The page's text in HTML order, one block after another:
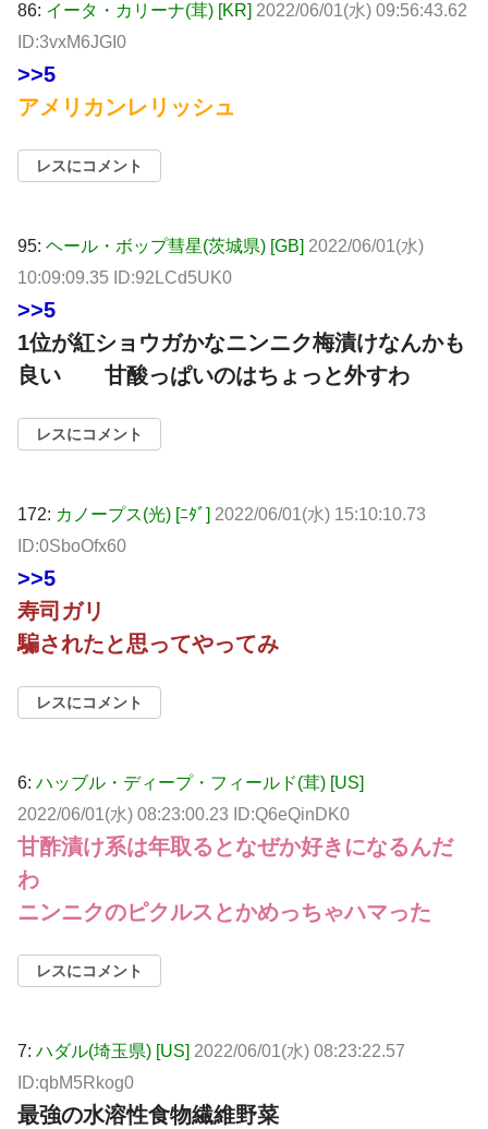
86: イータ・カリーナ(茸) [KR] 2022/06/01(水) 09:56:43.62
ID:3vxM6JGI0
>>5
アメリカンレリッシュ
レスにコメント
95: ヘール・ボップ彗星(茨城県) [GB] 2022/06/01(水)
10:09:09.35 ID:92LCd5UK0
>>5
1位が紅ショウガかなニンニク梅漬けなんかも
良い 甘酸っぱいのはちょっと外すわ
レスにコメント
172: カノープス(光) [ﾆﾀﾞ] 2022/06/01(水) 15:10:10.73
ID:0SboOfx60
>>5
寿司ガリ
騙されたと思ってやってみ
レスにコメント
6: ハッブル・ディープ・フィールド(茸) [US]
2022/06/01(水) 08:23:00.23 ID:Q6eQinDK0
甘酢漬け系は年取るとなぜか好きになるんだ
わ
ニンニクのピクルスとかめっちゃハマった
レスにコメント
7: ハダル(埼玉県) [US] 2022/06/01(水) 08:23:22.57
ID:qbM5Rkog0
最強の水溶性食物繊維野菜